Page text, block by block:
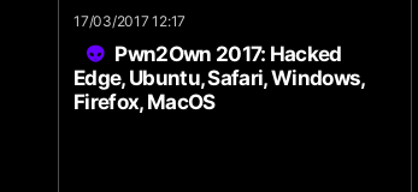
17/03/2017 12:17
Pwn2Own 2017: Hacked
Edge, Ubuntu, Safari, Windows,
Firefox, MacOS